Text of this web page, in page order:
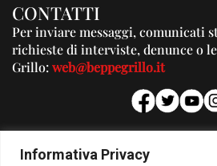
Informativa Privacy
CONTATTI
Per inviare messaggi, comunicati
richieste di interviste, denunce o
Grillo:web@beppegrillo.it